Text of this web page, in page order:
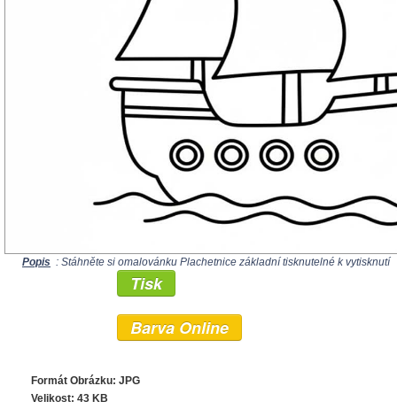
Popis : Stáhněte si omalovánku Plachetnice základní tisknutelné k vytisknutí
Tisk
Barva Online
Formát Obrázku: JPG
Velikost: 43 KB